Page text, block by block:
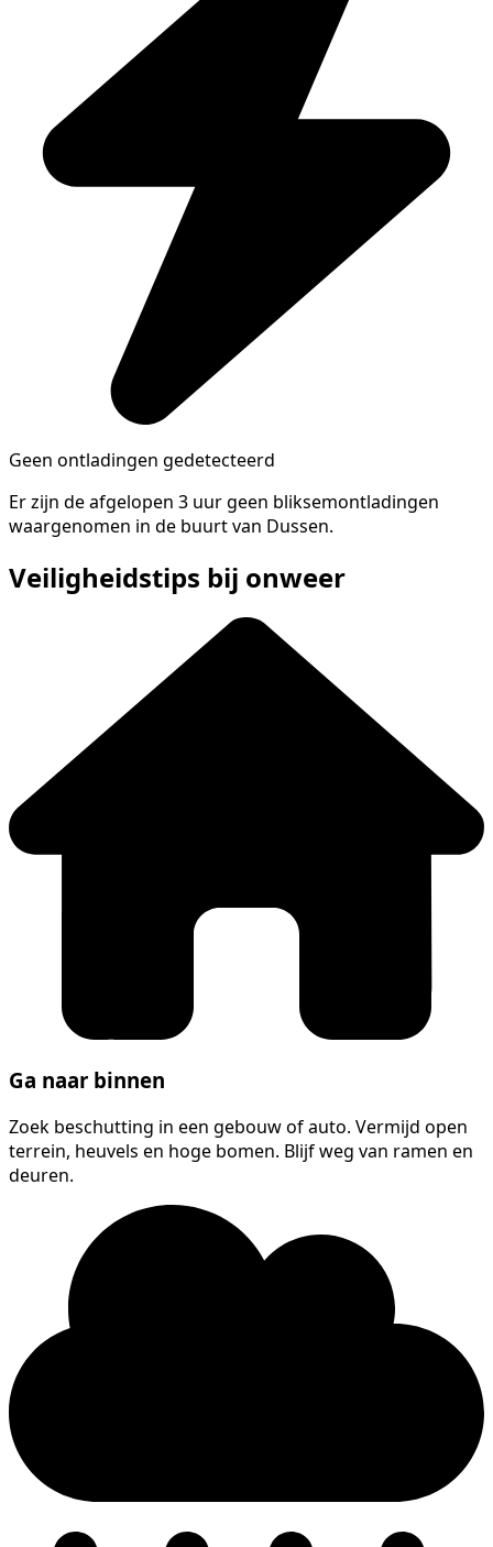
Geen ontladingen gedetecteerd
Er zijn de afgelopen 3 uur geen bliksemontladingen
waargenomen in de buurt van Dussen.
Veiligheidstips bij onweer
Ga naar binnen
Zoek beschutting in een gebouw of auto. Vermijd open
terrein, heuvels en hoge bomen. Blijf weg van ramen en
deuren.